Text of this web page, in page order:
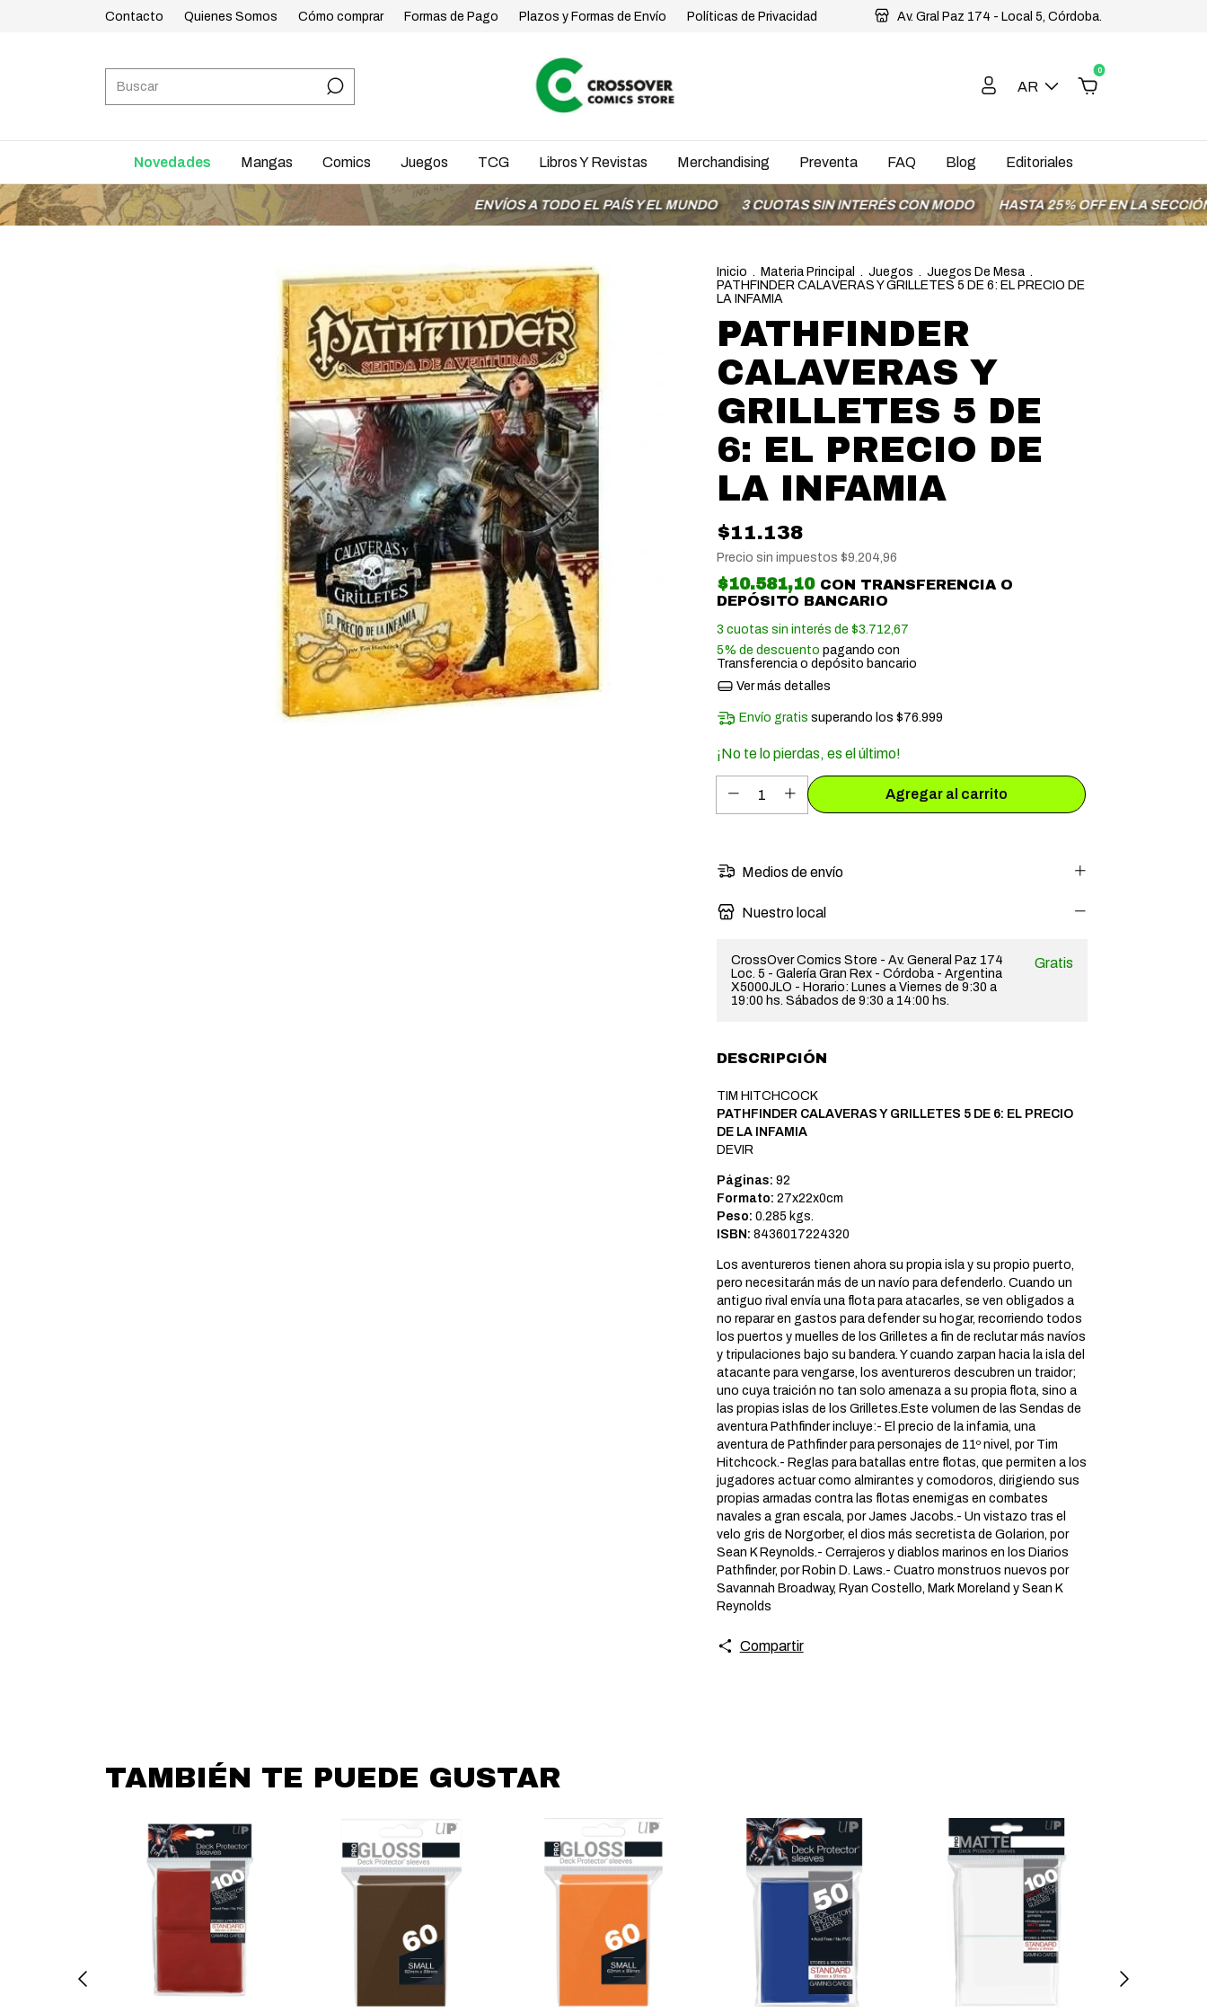
Contacto Quienes Somos Cómo comprar Formas de Pago Plazos y Formas de Envío Políticas de Privacidad Av. Gral Paz 174 - Local 5, Córdoba.
AR
0
Novedades Mangas Comics Juegos TCG Libros Y Revistas Merchandising Preventa FAQ Blog Editoriales
ENVÍOS A TODO EL PAÍS Y EL MUNDO 3 CUOTAS SIN INTERÉS CON MODO HASTA 25% OFF EN LA SECCIÓN
Inicio . Materia Principal . Juegos . Juegos De Mesa .
PATHFINDER CALAVERAS Y GRILLETES 5 DE 6: EL PRECIO DE
LA INFAMIA
PATHFINDER
CALAVERAS Y
GRILLETES 5 DE
6: EL PRECIO DE
LA INFAMIA
$11.138
Precio sin impuestos $9.204,96
$10.581,10 CON TRANSFERENCIA O
DEPÓSITO BANCARIO
3 cuotas sin interés de $3.712,67
5% de descuento pagando con
Transferencia o depósito bancario
Ver más detalles
Envío gratis superando los$76.999
¡No te lo pierdas, es el último!
Medios de envío
Nuestro local
CrossOver Comics Store - Av. General Paz 174
Loc. 5 - Galería Gran Rex - Córdoba - Argentina
X5000JLO - Horario: Lunes a Viernes de 9:30 a
19:00 hs. Sábados de 9:30 a 14:00 hs.
Gratis
DESCRIPCIÓN
TIM HITCHCOCK
PATHFINDER CALAVERAS Y GRILLETES 5 DE 6: EL PRECIO
DE LA INFAMIA
DEVIR
Páginas: 92
Formato: 27x22x0cm
Peso: 0.285 kgs.
ISBN: 8436017224320
Los aventureros tienen ahora su propia isla y su propio puerto,
pero necesitarán más de un navío para defenderlo. Cuando un
antiguo rival envía una flota para atacarles, se ven obligados a
no reparar en gastos para defender su hogar, recorriendo todos
los puertos y muelles de los Grilletes a fin de reclutar más navíos
y tripulaciones bajo su bandera. Y cuando zarpan hacia la isla del
atacante para vengarse, los aventureros descubren un traidor;
uno cuya traición no tan solo amenaza a su propia flota, sino a
las propias islas de los Grilletes.Este volumen de las Sendas de
aventura Pathfinder incluye:- El precio de la infamia, una
aventura de Pathfinder para personajes de 11º nivel, por Tim
Hitchcock.- Reglas para batallas entre flotas, que permiten a los
jugadores actuar como almirantes y comodoros, dirigiendo sus
propias armadas contra las flotas enemigas en combates
navales a gran escala, por James Jacobs.- Un vistazo tras el
velo gris de Norgorber, el dios más secretista de Golarion, por
Sean K Reynolds.- Cerrajeros y diablos marinos en los Diarios
Pathfinder, por Robin D. Laws.- Cuatro monstruos nuevos por
Savannah Broadway, Ryan Costello, Mark Moreland y Sean K
Reynolds
Compartir
TAMBIÉN TE PUEDE GUSTAR